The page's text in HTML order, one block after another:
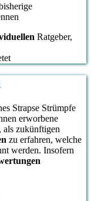
Ratgeber,
Strapse Strümpfe
erworbene
als zukünftigen
zu erfahren, welche
werden. Insofern